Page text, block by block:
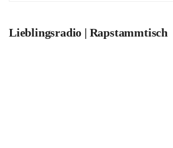
Lieblingsradio | Rapstammtisch